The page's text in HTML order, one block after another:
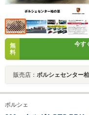
無
料
今す
販売店： ポルシェセンター
ポルシェ